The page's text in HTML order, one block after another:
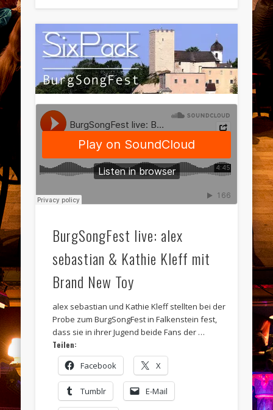
BurgSongFest live: alex
sebastian & Kathie Kleff mit
Brand New Toy
alex sebastian und Kathie Kleff stellten bei der
Probe zum BurgSongFest in Falkenstein fest,
dass sie in ihrer Jugend beide Fans der …
Teilen:
Facebook X
Tumblr E-Mail